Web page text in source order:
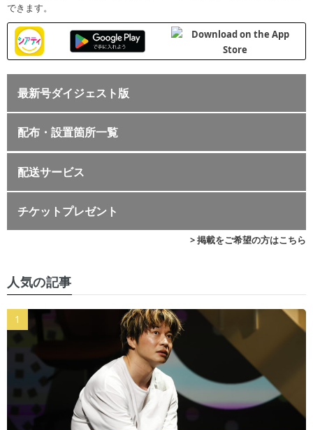
できます。
最新号ダイジェスト版
配布・設置箇所一覧
配送サービス
チケットプレゼント
> 掲載をご希望の方はこちら
人気の記事